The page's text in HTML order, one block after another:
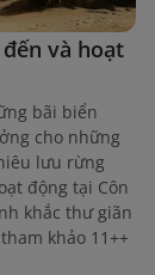
đến và hoạt
bãi biển
cho những
lưu rừng
động tại Côn
khắc thư giãn
khảo 11++